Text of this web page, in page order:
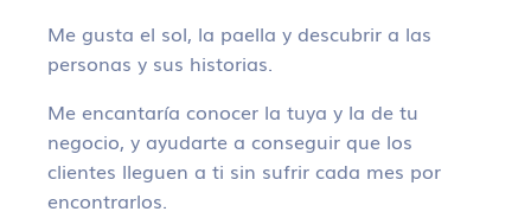
Me gusta el sol, la paella y descubrir a las
personas y sus historias.
Me encantaría conocer la tuya y la de tu
negocio, y ayudarte a conseguir que los
clientes lleguen a ti sin sufrir cada mes por
encontrarlos.